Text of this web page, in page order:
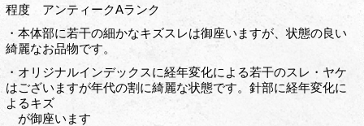
程度 アンティークAランク
・本体部に若干の細かなキズスレは御座いますが、状態の良い
綺麗なお品物です。
・オリジナルインデックスに経年変化による若干のスレ・ヤケ
はございますが年代の割に綺麗な状態です。針部に経年変化に
よるキズ
が御座います